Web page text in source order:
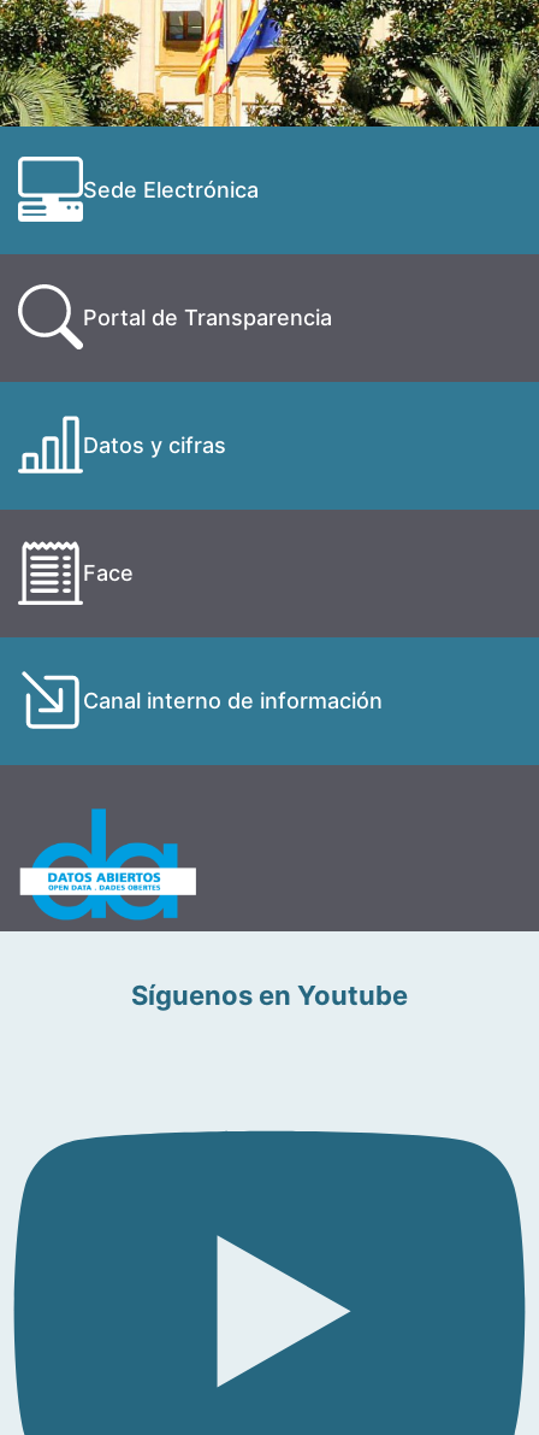
Sede Electrónica
Portal de Transparencia
Datos y cifras
Face
Canal interno de información
Síguenos en Youtube